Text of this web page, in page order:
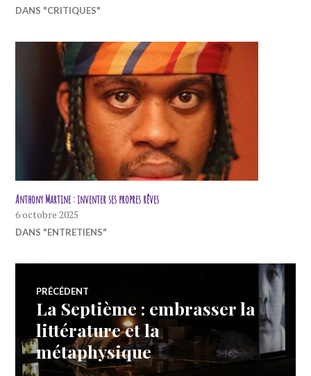
DANS "CRITIQUES"
Anthony Martine : inventer ses propres rêves
6 octobre 2025
DANS "ENTRETIENS"
Navigation
l’article
PRÉCÉDENT
Article
précédent :
La Septième : embrasser la
littérature et la
métaphysique